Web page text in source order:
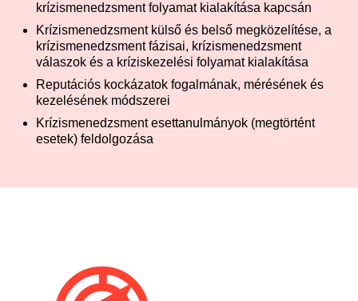
krízismenedzsment folyamat kialakítása kapcsán
Krízismenedzsment külső és belső megközelítése, a
krízismenedzsment fázisai, krízismenedzsment
válaszok és a kríziskezelési folyamat kialakítása
Reputációs kockázatok fogalmának, mérésének és
kezelésének módszerei
Krízismenedzsment esettanulmányok (megtörtént
esetek) feldolgozása